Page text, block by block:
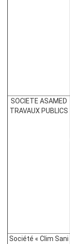
SOCIETE ASAMED
TRAVAUX PUBLICS
Société « Clim Sani